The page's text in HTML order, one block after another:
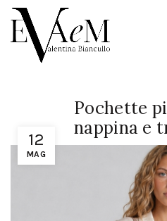
12
MAG
Pochette
nappina e